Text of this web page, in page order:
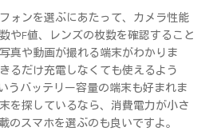
ォンを選ぶにあたって、カメラ性能
やF値、レンズの枚数を確認すること
真や動画が撮れる端末がわかりま
るだけ充電しなくても使えるよう
うバッテリー容量の端末も好まれま
を探しているなら、消費電力が小さ
のスマホを選ぶのも良いですよ。